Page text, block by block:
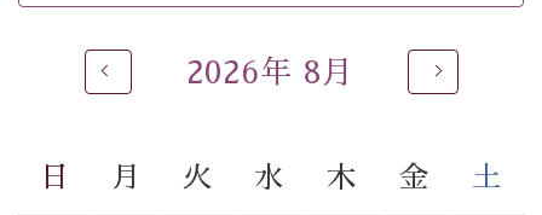
・駐車場完備
・チェックイン15時、チェックアウト10時
・夕食は地産地消の創作和会席 美湖膳（二十四節気と
いう昔の暦による料理表現）
2026年 8月
日 月 火 水 木 金 土